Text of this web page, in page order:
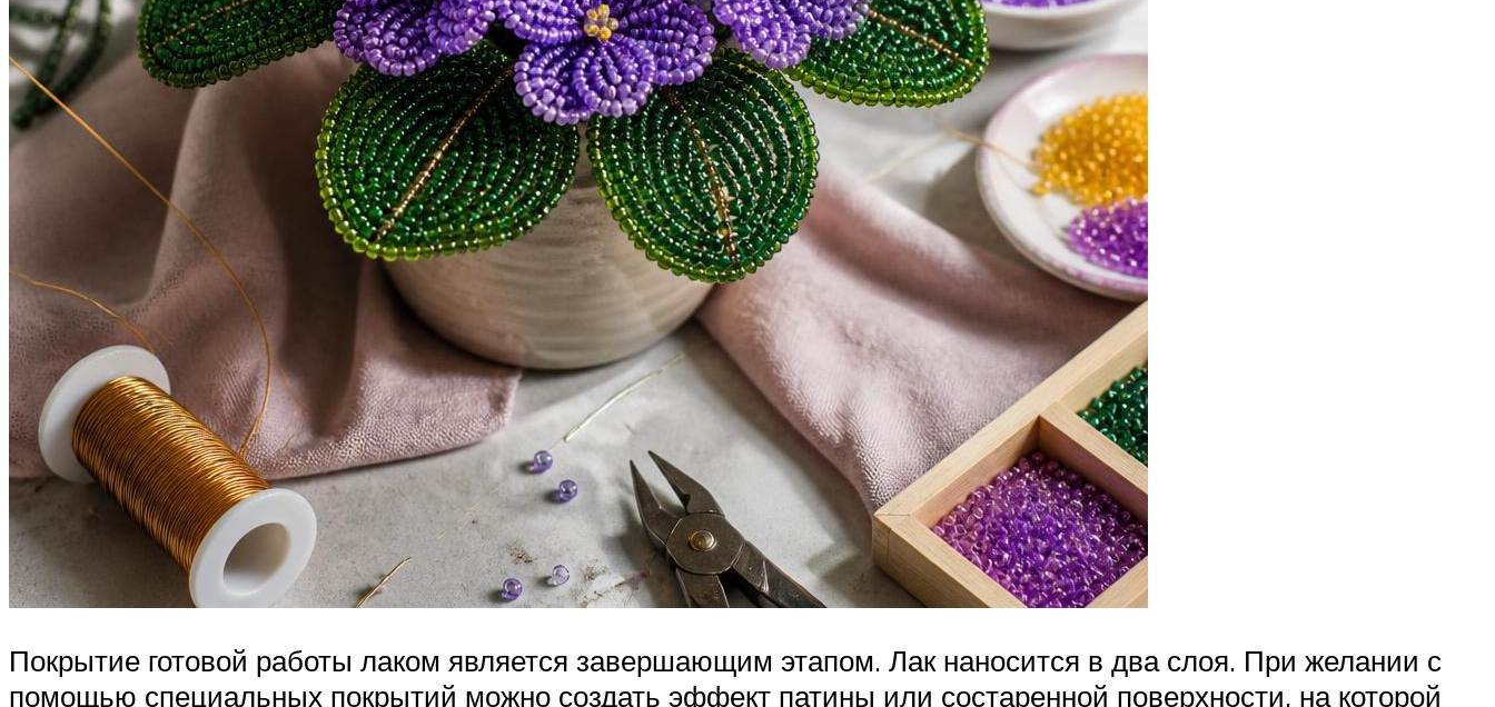
Покрытие готовой работы лаком является завершающим этапом. Лак наносится в два слоя. При желании с
помощью специальных покрытий можно создать эффект патины или состаренной поверхности, на которой